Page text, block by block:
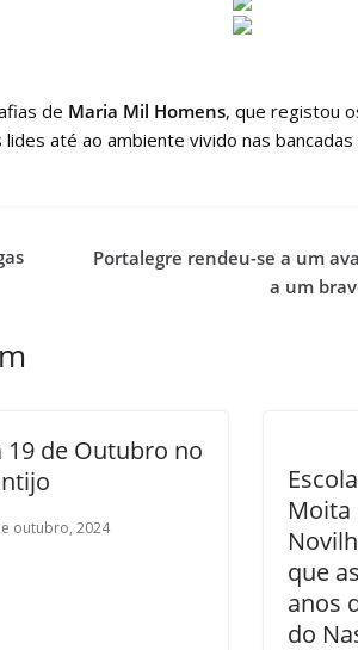
de Maria Mil Homens, que registou
até ao ambiente vivido nas bancadas
Portalegre rendeu-se a um
a um
19 de Outubro no
outubro, 2024
que
anos
do